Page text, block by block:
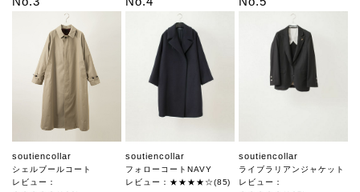
soutiencollar
シェルブールコート
レビュー：
soutiencollar
フォローコートNAVY
レビュー：★★★★☆(85)
soutiencollar
ライブラリアンジャケット
レビュー：